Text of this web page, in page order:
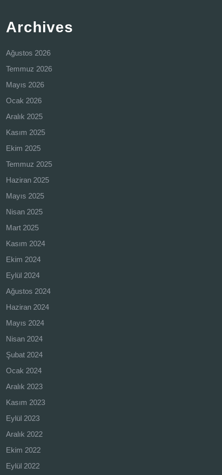
Archives
Ağustos 2026
Temmuz 2026
Mayıs 2026
Ocak 2026
Aralık 2025
Kasım 2025
Ekim 2025
Temmuz 2025
Haziran 2025
Mayıs 2025
Nisan 2025
Mart 2025
Kasım 2024
Ekim 2024
Eylül 2024
Ağustos 2024
Haziran 2024
Mayıs 2024
Nisan 2024
Şubat 2024
Ocak 2024
Aralık 2023
Kasım 2023
Eylül 2023
Aralık 2022
Ekim 2022
Eylül 2022